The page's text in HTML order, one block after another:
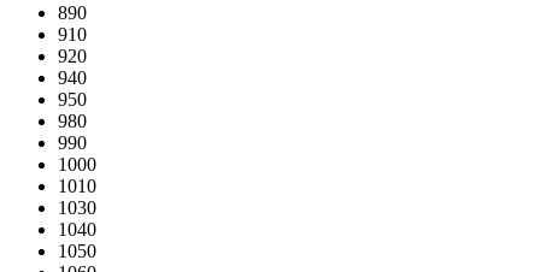
890
910
920
940
950
980
990
1000
1010
1030
1040
1050